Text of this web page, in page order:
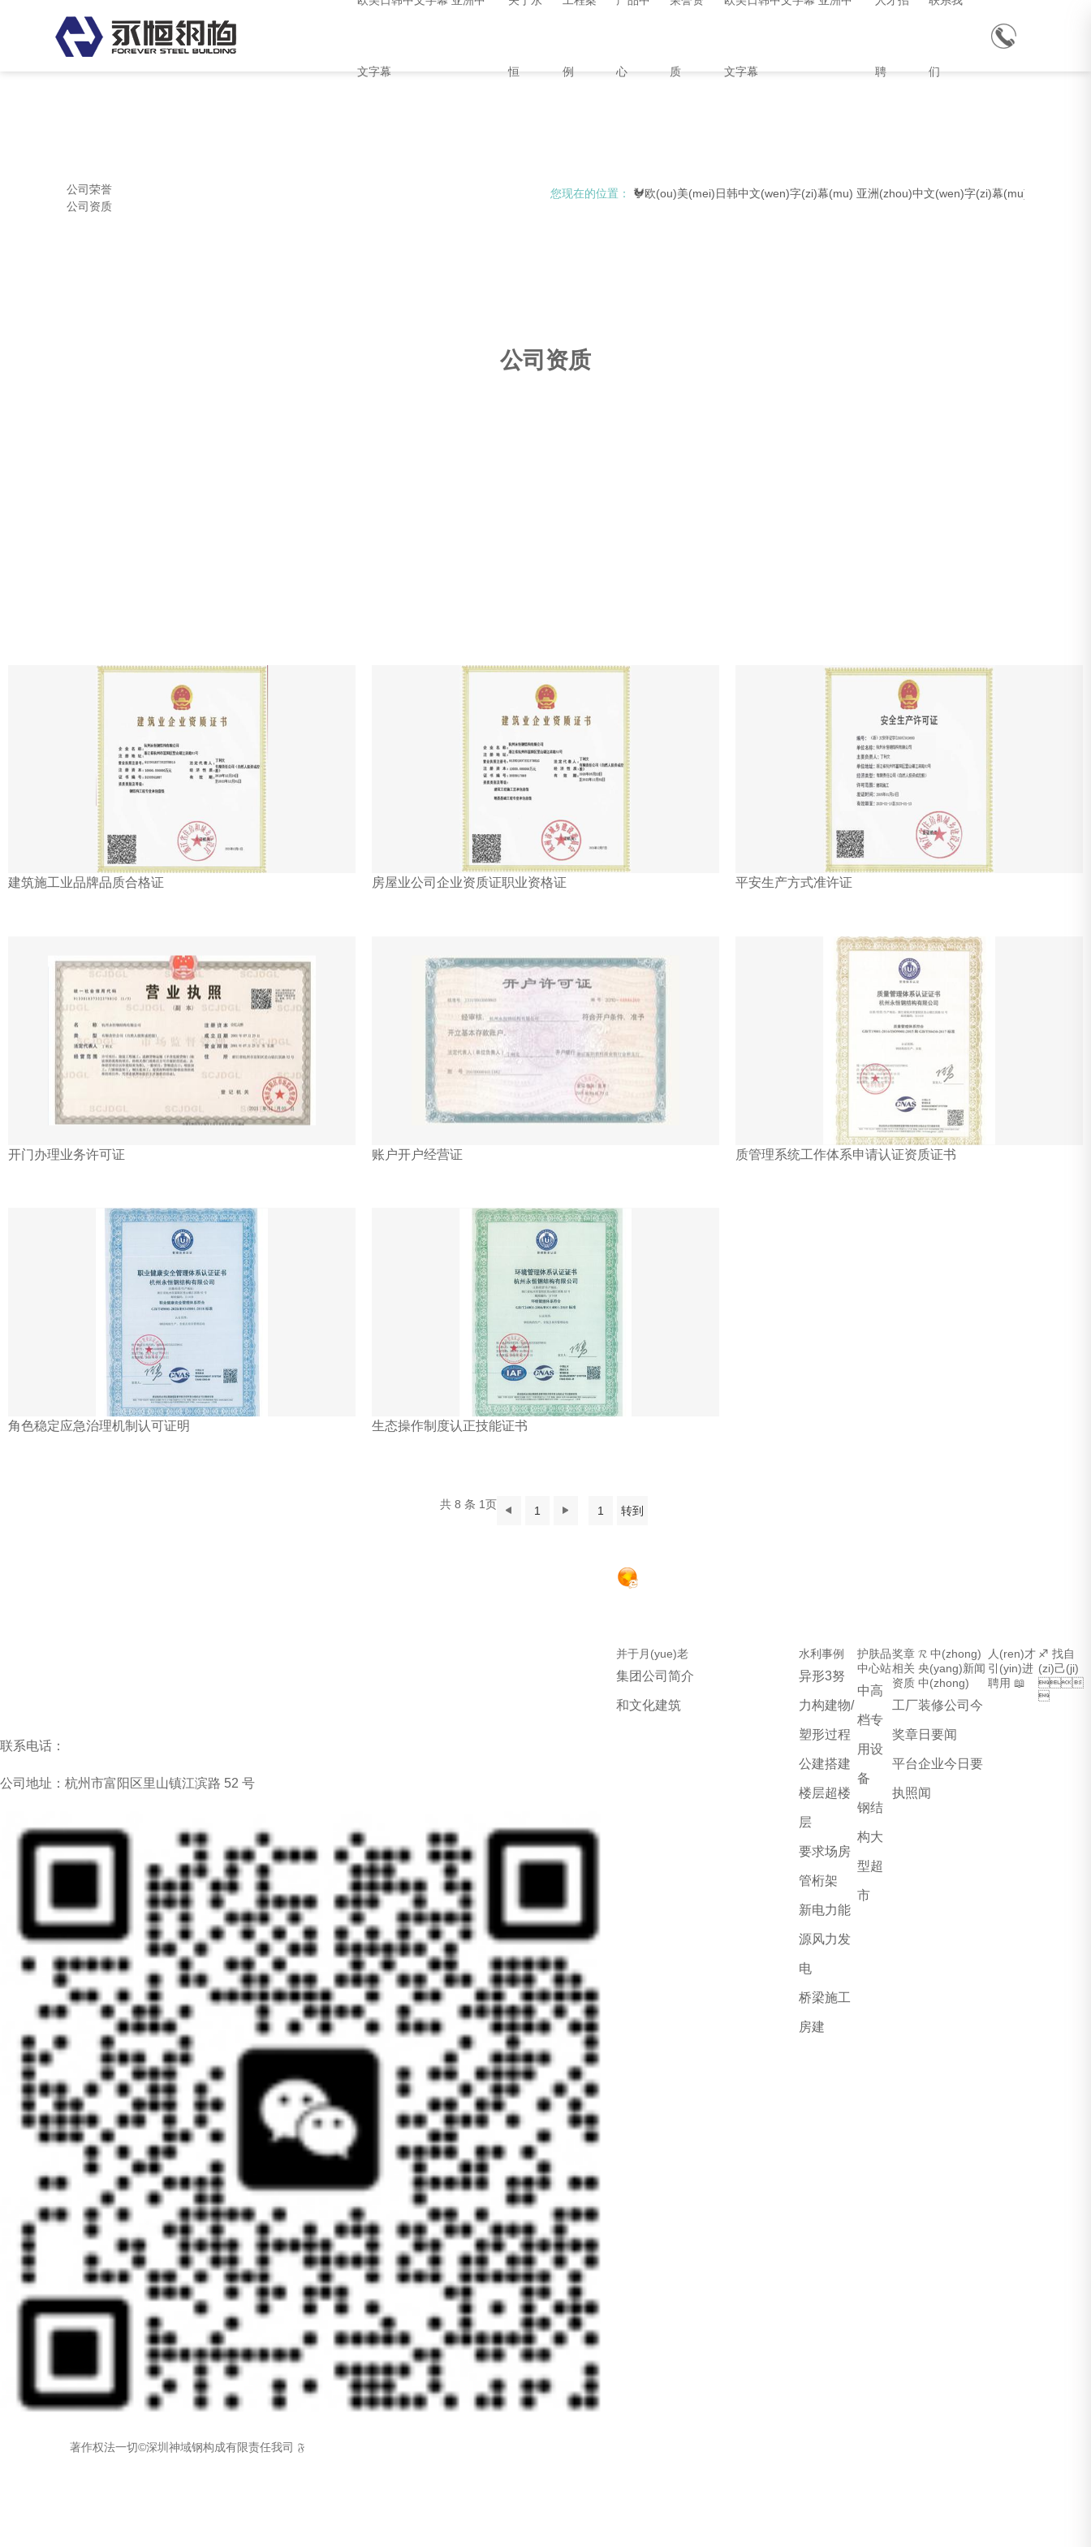
文字幕 恒 例 心 质 文字幕 聘 们
公司荣誉
公司资质
您现在的位置： 🐓欧(ou)美(mei)日韩中文(wen)字(zi)幕(mu) 亚洲(zhou)中文(wen)字(zi)幕(mu)导航(hang)
公司资质
建筑施工业品牌品质合格证 房屋业公司企业资质证职业资格证 平安生产方式准许证
开门办理业务许可证 账户开户经营证 质管理系统工作体系申请认证资质证书
角色稳定应急治理机制认可证明 生态操作制度认正技能证书
共 8 条 1页 1 转到
联系电话：
公司地址：杭州市富阳区里山镇江滨路 52 号
并于月(yue)老
集团公司简介
和文化建筑
水利事例
异形3努
力构建物/
塑形过程
公建搭建
楼层超楼
层
要求场房
管桁架
新电力能
源风力发
电
桥梁施工
房建
护肤品
中心站
中高
档专
用设
备
钢结
构大
型超
市
奖章
相关
资质
工厂
奖章
平台
执照
𝓡 中(zhong)
央(yang)新闻
中(zhong)
装修公司今
日要闻
企业今日要
闻
人(ren)才
引(yin)进
聘用 📖
♐ 找自
(zi)己(ji)


 著作权法一切©深圳神域钢构成有限责任我司 𝔉